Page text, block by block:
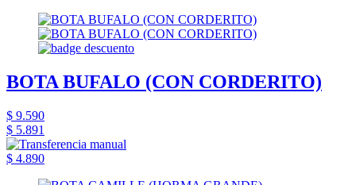
BOTA BUFALO (CON CORDERITO)
$ 9.590
$ 5.891
$ 4.890